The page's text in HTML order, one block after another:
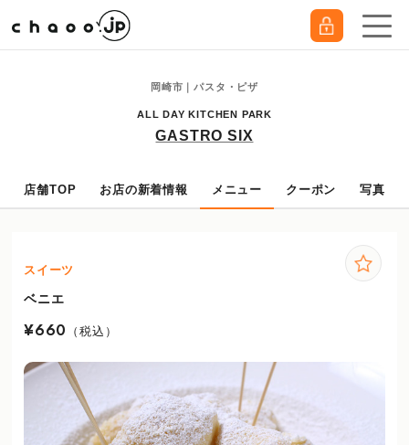
岡崎市｜パスタ・ピザ
ALL DAY KITCHEN PARK
GASTRO SIX
店舗TOP お店の新着情報 メニュー クーポン 写真
スイーツ
ベニエ
¥660 （税込）